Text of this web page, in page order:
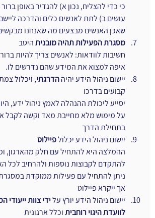
כי כדי להצליח, נכון א) להגדיר באופן
עושים ב) לתת לאנשים כלים והדרכה
שאכן האנשים מבצעים מה שאנחנו
מסגרת הפעילות תהיה מובנית היטב
חשיבות לוודאות: לאנשים צריך להיות
איפה למצוא את המידע שהם נדרשים לו.
יישום ניהול הידע יהיה הדרגתי, ויכלול
קבועים בדרכו
יסייע ליכולת ההנהלה לאמץ ניהול ידע,
על מימוש מלא מחייבת מאד וקשה לקבל
בתחילת הדרך
יישום ניהול הידע יכלול פיילוט
ההמלצה היא להתחיל עם חלק מהארגון,
להתקדם לקבוצות נוספות ולהרחיב לכל
ניתן להתחיל עם פעילות ממוקדת
אך ייקרא פיילוט
יישום ניהול הידע יורץ על ידי צוות ייעודי
לוועדת היגוי רוחבית וכלל ארגונית